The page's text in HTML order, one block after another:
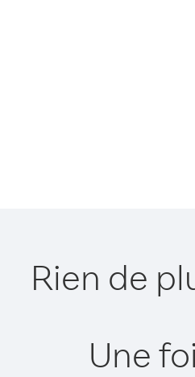
Rien de
Une